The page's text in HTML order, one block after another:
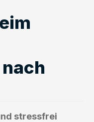
stressfrei